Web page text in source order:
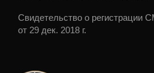
Свидетельство о
от 29 дек. 2018 г.